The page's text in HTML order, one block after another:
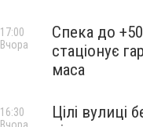
Спека до
стаціонує
маса
17:00
Вчора
Цілі вулиці
16:30